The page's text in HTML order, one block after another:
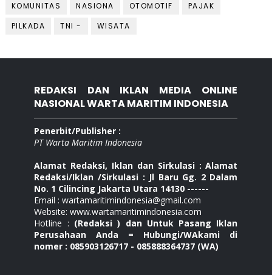
KOMUNITAS
NASIONA OTOMOTIF
PAJAK
PILKADA
TNI - WISATA
REDAKSI DAN IKLAN MEDIA ONLINE
NASIONAL WARTA MARITIM INDONESIA
Penerbit/Publisher :
PT Warta Maritim Indonesia
Alamat Redaksi, Iklan dan Sirkulasi : Alamat
Redaksi/Iklan /Sirkulasi : Jl Baru Gg. 2 Dalam
No. 1 Cilincing Jakarta Utara 14130 ------
Email : wartamaritimindonesia@gmail.com
Website: www.wartamaritimindonesia.com
Hotline : (Redaksi ) dan Untuk Pasang Iklan
Perusahaan Anda = Hubungi/WAkami di
nomer : 085903126717 - 085888364737 (WA)